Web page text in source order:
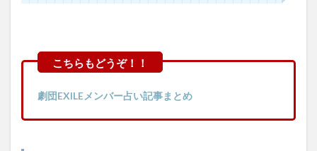
劇団EXILEメンバー占い記事まとめ